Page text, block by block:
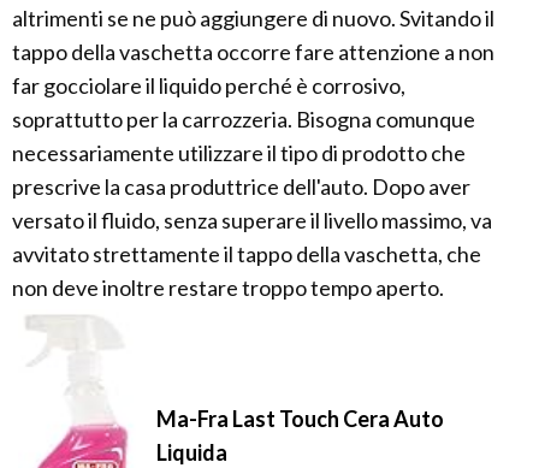
altrimenti se ne può aggiungere di nuovo. Svitando il
tappo della vaschetta occorre fare attenzione a non
far gocciolare il liquido perché è corrosivo,
soprattutto per la carrozzeria. Bisogna comunque
necessariamente utilizzare il tipo di prodotto che
prescrive la casa produttrice dell'auto. Dopo aver
versato il fluido, senza superare il livello massimo, va
avvitato strettamente il tappo della vaschetta, che
non deve inoltre restare troppo tempo aperto.
Ma-Fra Last Touch Cera Auto
Liquida